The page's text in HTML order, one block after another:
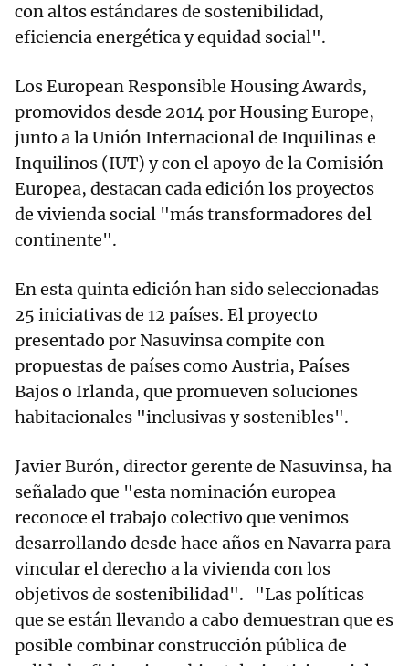
con altos estándares de sostenibilidad,
eficiencia energética y equidad social".
Los European Responsible Housing Awards,
promovidos desde 2014 por Housing Europe,
junto a la Unión Internacional de Inquilinas e
Inquilinos (IUT) y con el apoyo de la Comisión
Europea, destacan cada edición los proyectos
de vivienda social "más transformadores del
continente".
En esta quinta edición han sido seleccionadas
25 iniciativas de 12 países. El proyecto
presentado por Nasuvinsa compite con
propuestas de países como Austria, Países
Bajos o Irlanda, que promueven soluciones
habitacionales "inclusivas y sostenibles".
Javier Burón, director gerente de Nasuvinsa, ha
señalado que "esta nominación europea
reconoce el trabajo colectivo que venimos
desarrollando desde hace años en Navarra para
vincular el derecho a la vivienda con los
objetivos de sostenibilidad". "Las políticas
que se están llevando a cabo demuestran que es
posible combinar construcción pública de